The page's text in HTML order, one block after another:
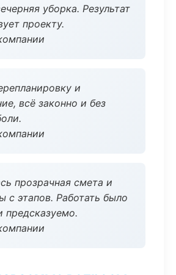
уборка. Результат
проекту.
и
всё законно и без
прозрачная смета и
с этапов. Работать было
предсказуемо.